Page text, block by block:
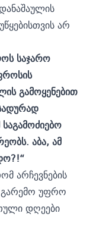
არ
ს საჯარო
გამოყენებით
საგამოძიებო
. აბა,ამ
“
არჩევნების
უფრო
დღეები